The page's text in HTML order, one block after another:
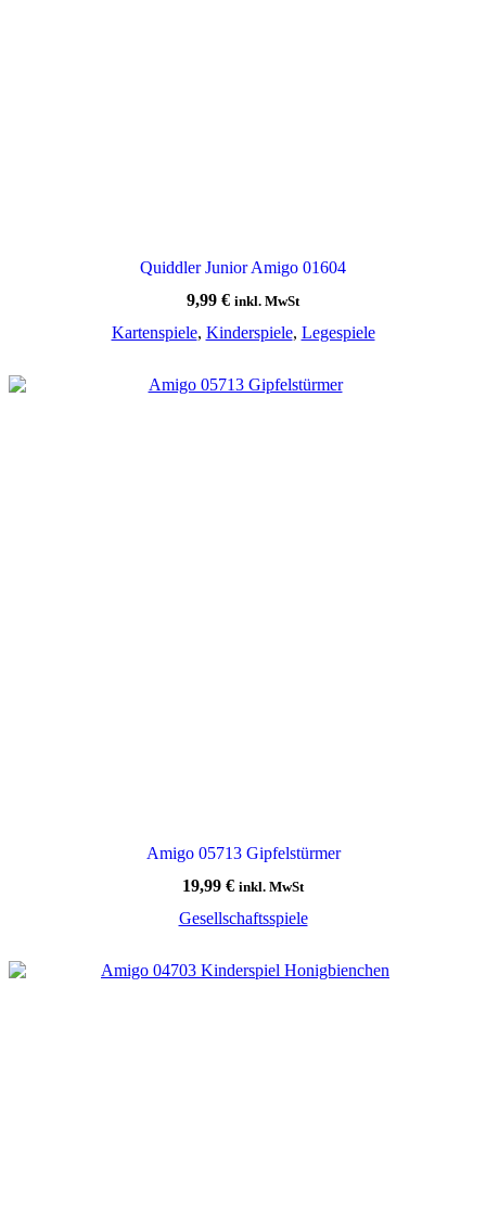
Quiddler Junior Amigo 01604
9,99 € inkl. MwSt
Kartenspiele, Kinderspiele, Legespiele
Amigo 05713 Gipfelstürmer
19,99 € inkl. MwSt
Gesellschaftsspiele